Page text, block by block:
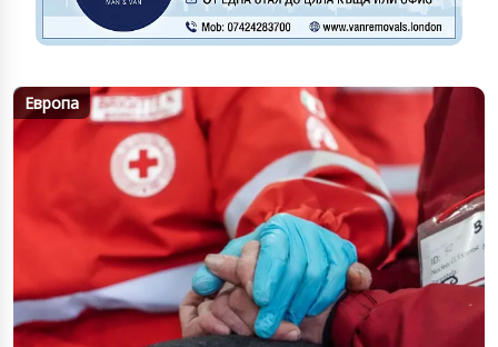
Европа